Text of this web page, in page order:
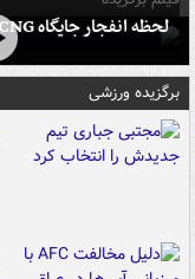
لحظه انفجار جایگاه CNG "صحنه" در دوربین مداربسته
برگزیده ورزشی